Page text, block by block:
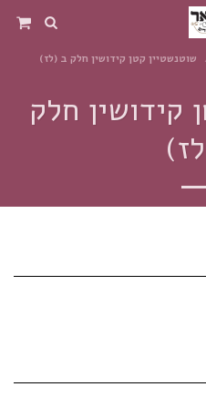
שוטנשטיין קטן קידושין חלק ב (לז)
קידושין חלק